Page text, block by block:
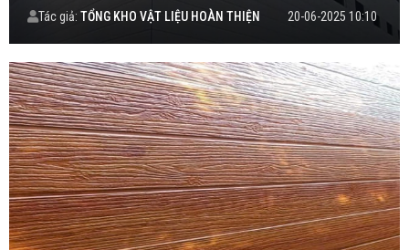
Tác giả: TỔNG KHO VẬT LIỆU HOÀN THIỆN 20-06-2025 10:10